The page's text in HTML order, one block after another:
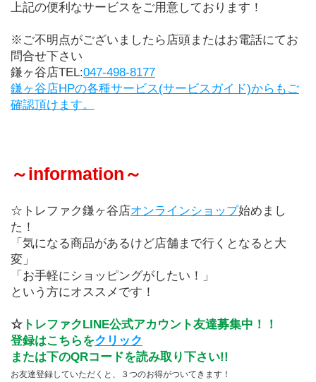
上記の便利なサービスをご用意しております！
※ご不明点がございましたら店頭またはお電話にてお
問合せ下さい
鎌ヶ谷店TEL:047-498-8177
鎌ヶ谷店HPの各種サービス(サービスガイド)からもご
確認頂けます。
～information～
☆トレファク鎌ヶ谷店オンラインショップ始めまし
た！
「気になる商品があるけど店舗まで行くとなると大
変」
「お手軽にショッピングがしたい！」
という方にオススメです！
☆ トレファクLINE公式アカウント友達募集中！！
登録はこちらをクリック
または下のQRコードを読み取り下さい!!
お友達登録していただくと、３つのお得がついてきます！